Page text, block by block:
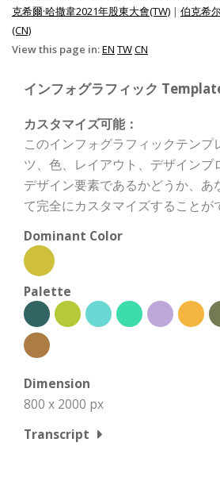
克希爾·哈撒韋2021年股東大會(TW) | 伯克希
(CN)
View this page in:EN TWCN
インフォグラフィック
カスタマイズ可能：
このインフォグラフィックテンプ
ツ、色、レイアウト、デザインブ
デザイン要素であるかどうか、あ
て完全にカスタマイズすることが
Dominant Color
Palette
Dimension
800 x 2000 px
Transcript